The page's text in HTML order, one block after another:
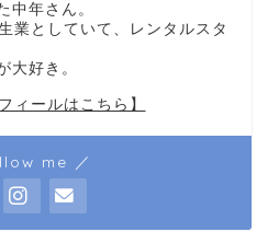
中年さん。
業としていて、レンタルスタ
大好き。
ィールはこちら】
me ／